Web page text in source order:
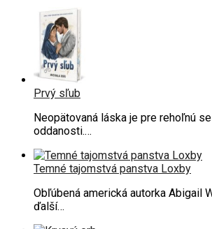
Prvý sľub
Neopätovaná láska je pre rehoľnú
oddanosti.…
Temné tajomstvá panstva Loxby
Obľúbená americká autorka Abigail
ďalší…